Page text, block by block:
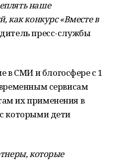
наше
как конкурс «Вместе в
пресс-службы
СМИ и блогосфере с 1
сервисам
их применения в
которыми дети
которые